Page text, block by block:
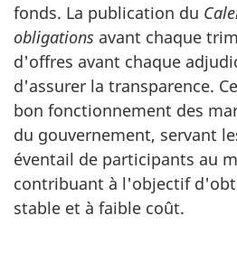
fonds. La publication du
obligations avant chaque
d'offres avant chaque
d'assurer la transparence.
bon fonctionnement des
du gouvernement, servant
éventail de participants au
contribuant à l'objectif
stable et à faible coût.